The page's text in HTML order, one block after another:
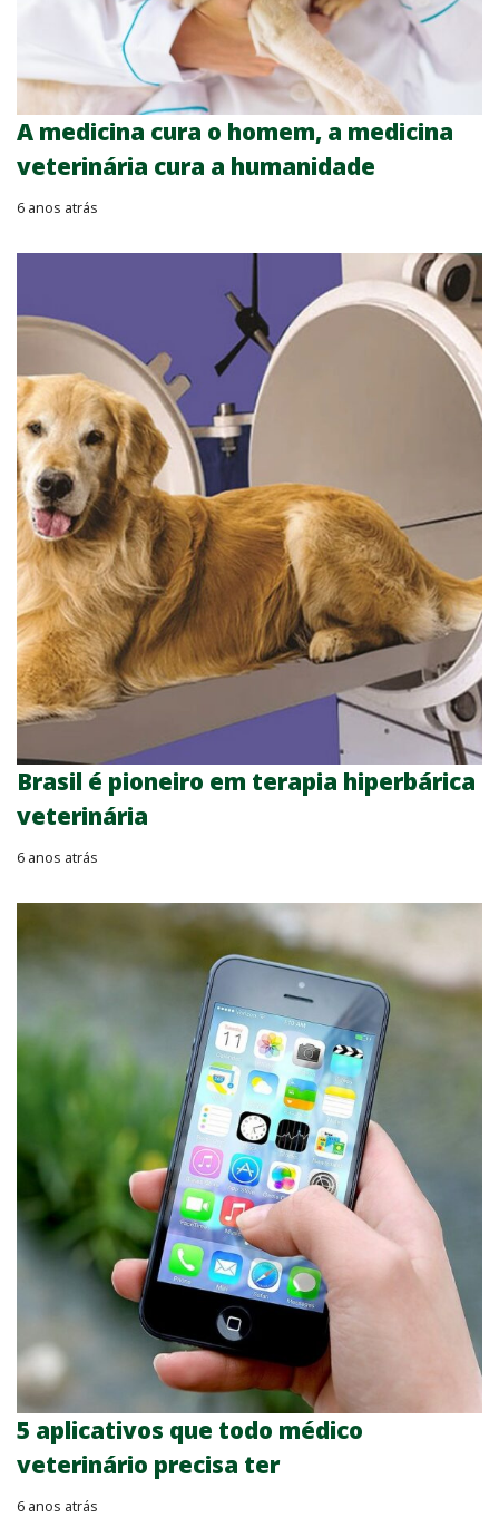
A medicina cura o homem, a medicina
veterinária cura a humanidade
6 anos atrás
Brasil é pioneiro em terapia hiperbárica
veterinária
6 anos atrás
5 aplicativos que todo médico
veterinário precisa ter
6 anos atrás